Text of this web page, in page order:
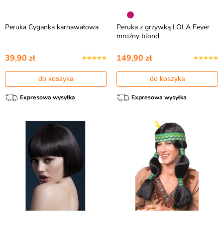
Peruka Cyganka karnawałowa
39,90 zł
do koszyka
Expresowa wysyłka
Peruka z grzywką LOLA Fever
mroźny blond
149,90 zł
do koszyka
Expresowa wysyłka